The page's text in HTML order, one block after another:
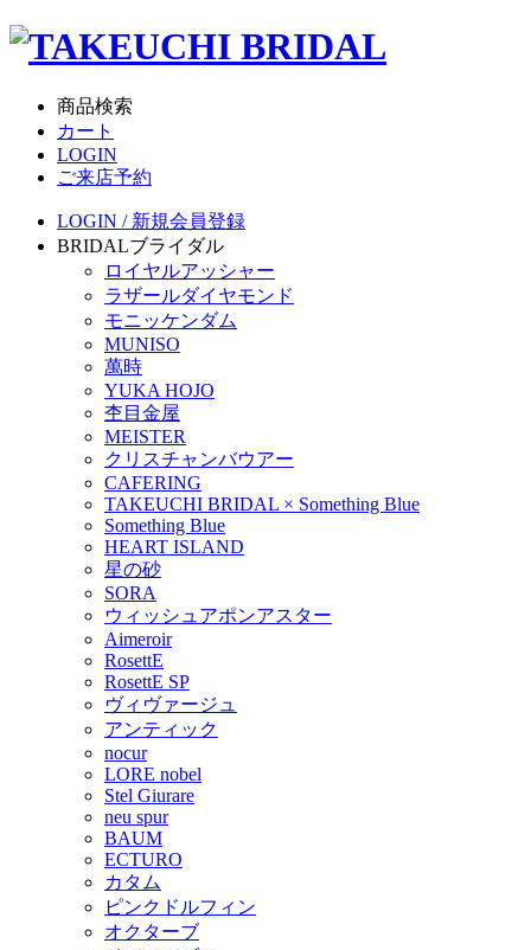
商品検索
カート
LOGIN
ご来店予約
LOGIN / 新規会員登録
BRIDALブライダル
ロイヤルアッシャー
ラザールダイヤモンド
モニッケンダム
MUNISO
萬時
YUKA HOJO
杢目金屋
MEISTER
クリスチャンバウアー
CAFERING
TAKEUCHI BRIDAL × Something Blue
Something Blue
HEART ISLAND
星の砂
SORA
ウィッシュアポンアスター
Aimeroir
RosettE
RosettE SP
ヴィヴァージュ
アンティック
nocur
LORE nobel
Stel Giurare
neu spur
BAUM
ECTURO
カタム
ピンクドルフィン
オクターブ